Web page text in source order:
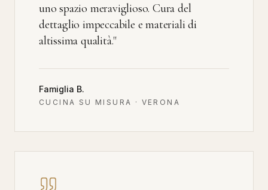
uno spazio meraviglioso. Cura del
dettaglio impeccabile e materiali di
altissima qualità."
Famiglia B.
CUCINA SU MISURA · VERONA